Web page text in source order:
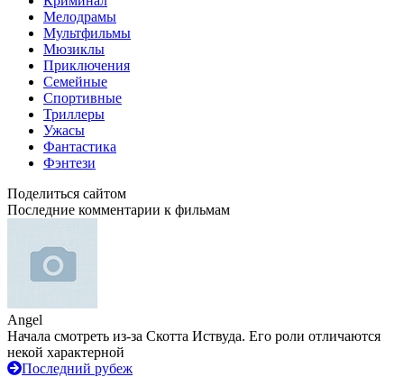
Мелодрамы
Мультфильмы
Мюзиклы
Приключения
Семейные
Спортивные
Триллеры
Ужасы
Фантастика
Фэнтези
Поделиться сайтом
Последние комментарии к фильмам
Angel
Начала смотреть из-за Скотта Иствуда. Его роли отличаются
некой характерной
Последний рубеж